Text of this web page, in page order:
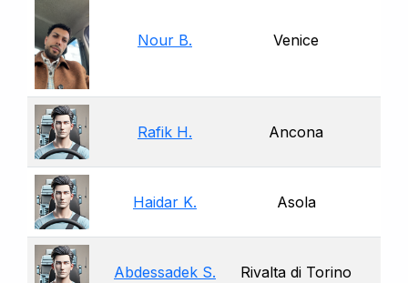
Nour B. Venice
Rafik H. Ancona
Haidar K. Asola
Abdessadek S. Rivalta di Torino